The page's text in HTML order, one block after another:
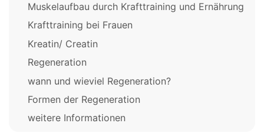
Muskelaufbau durch Krafttraining und Ernährung
Krafttraining bei Frauen
Kreatin/ Creatin
Regeneration
wann und wieviel Regeneration?
Formen der Regeneration
weitere Informationen